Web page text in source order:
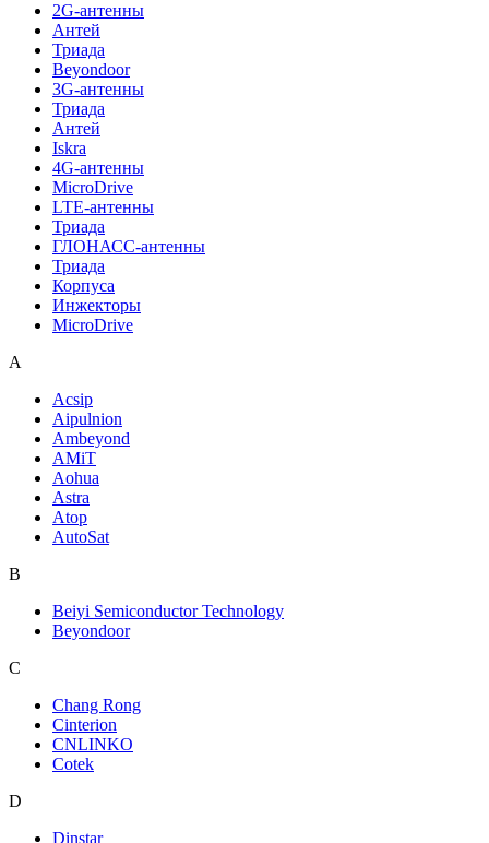
2G-антенны
Антей
Триада
Beyondoor
3G-антенны
Триада
Антей
Iskra
4G-антенны
MicroDrive
LTE-антенны
Триада
ГЛОНАСС-антенны
Триада
Корпуса
Инжекторы
MicroDrive
A
Acsip
Aipulnion
Ambeyond
AMiT
Aohua
Astra
Atop
AutoSat
B
Beiyi Semiconductor Technology
Beyondoor
C
Chang Rong
Cinterion
CNLINKO
Cotek
D
Dinstar